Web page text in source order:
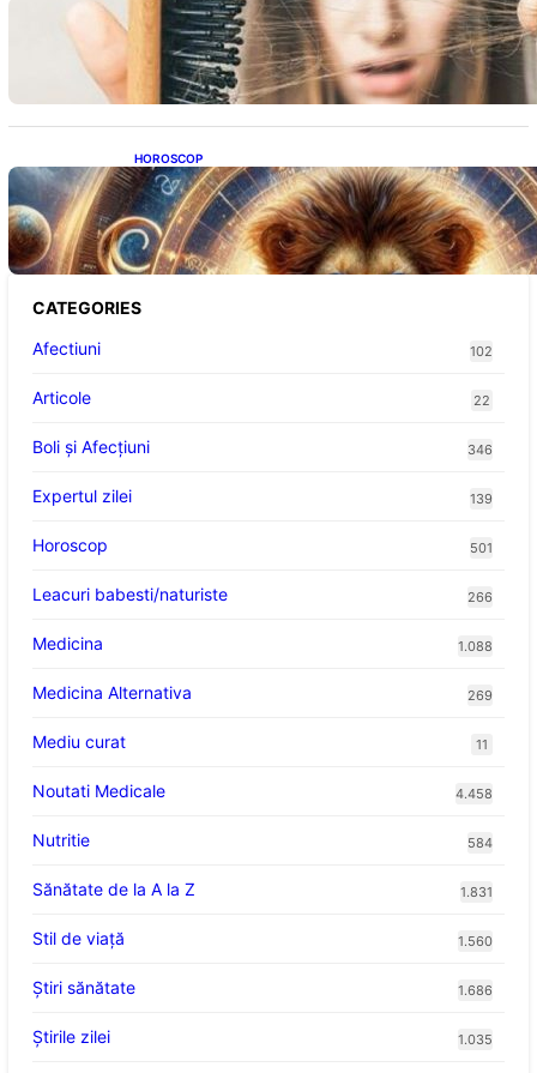
Semnele unei deficiențe de proteine:
Impactul asupra sănătății tale
HOROSCOP
Portalul Leului 8/8: Oportunități de
Abundență pentru Cinci Zodii în 2026
CATEGORIES
Afectiuni
102
Articole 22
Boli și Afecțiuni 346
Expertul zilei 139
Horoscop 501
Leacuri babesti/naturiste 266
Medicina 1.088
Medicina Alternativa 269
Mediu curat 11
Noutati Medicale 4.458
Nutritie 584
Sănătate de la A la Z 1.831
Stil de viaţă 1.560
Ştiri sănătate 1.686
Știrile zilei 1.035